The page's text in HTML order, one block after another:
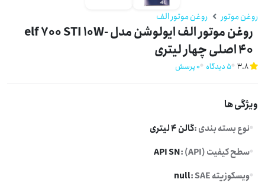
روغن موتور روغن موتور الف
روغن موتور الف ایولوشن مدل elf 700 STI 10W-
40 اصلی چهار لیتری
3.8 5 دیدگاه 0 پرسش
ویژگی ها
نوع بسته بندی :گالن 4 لیتری
سطح کیفیت (API) :
API SN
ویسکوزیته SAE :
null